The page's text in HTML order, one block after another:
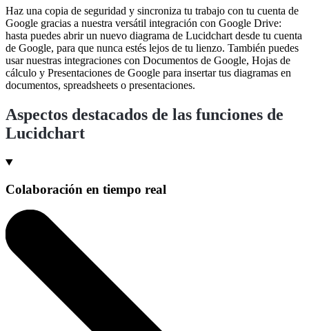
Haz una copia de seguridad y sincroniza tu trabajo con tu cuenta de
Google gracias a nuestra versátil integración con Google Drive:
hasta puedes abrir un nuevo diagrama de Lucidchart desde tu cuenta
de Google, para que nunca estés lejos de tu lienzo. También puedes
usar nuestras integraciones con Documentos de Google, Hojas de
cálculo y Presentaciones de Google para insertar tus diagramas en
documentos, spreadsheets o presentaciones.
Aspectos destacados de las funciones de
Lucidchart
Colaboración en tiempo real